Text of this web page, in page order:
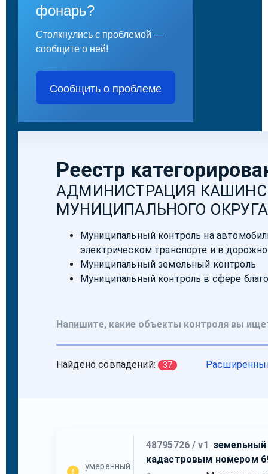
фонарь?
Столкнулись с проблемой —
сообщите о ней!
Сообщить о проблеме